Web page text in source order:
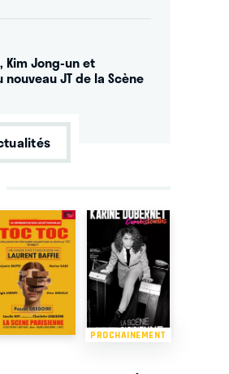
Kim Jong-un et
JT de la Scène
PROCHAINEMENT